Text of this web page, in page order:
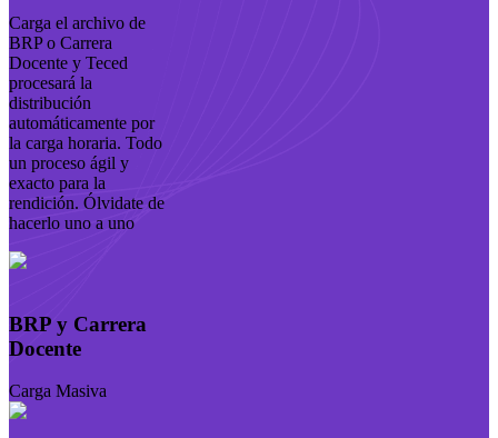
Carga el archivo de
BRP o Carrera
Docente y Teced
procesará la
distribución
automáticamente por
la carga horaria. Todo
un proceso ágil y
exacto para la
rendición. Ólvidate de
hacerlo uno a uno
BRP y Carrera
Docente
Carga Masiva